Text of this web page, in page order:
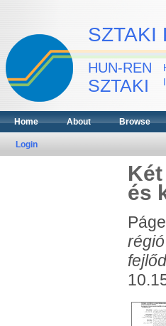
SZTAKI
HUN-REN
SZTAKI
Home About Browse
Login
és